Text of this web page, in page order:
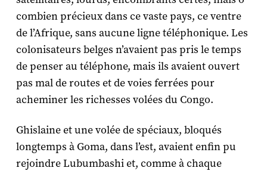
combien précieux dans ce vaste pays, ce ventre
de l’Afrique, sans aucune ligne téléphonique. Les
colonisateurs belges n’avaient pas pris le temps
de penser au téléphone, mais ils avaient ouvert
pas mal de routes et de voies ferrées pour
acheminer les richesses volées du Congo.
Ghislaine et une volée de spéciaux, bloqués
longtemps à Goma, dans l’est, avaient enfin pu
rejoindre Lubumbashi et, comme à chaque